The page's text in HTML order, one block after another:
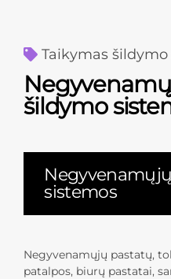
Taikymas
šildymo
sistemos
Negyvenamųjų pastatų,
patalpos, biurų pastatai,